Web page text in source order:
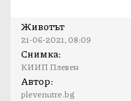
Животът
21-06-2021, 08:09
Снимка:
КИИП Плевен
Автор:
plevenutre.bg